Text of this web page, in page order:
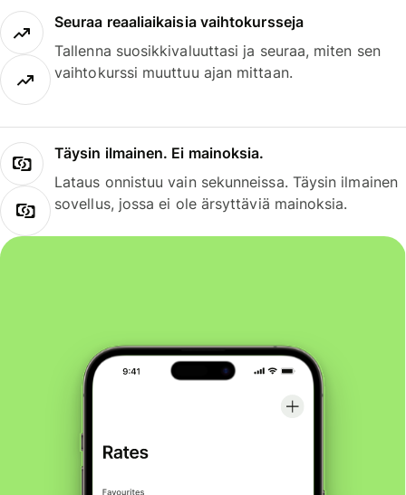
Seuraa reaaliaikaisia vaihtokursseja
Tallenna suosikkivaluuttasi ja seuraa, miten sen
vaihtokurssi muuttuu ajan mittaan.
Täysin ilmainen. Ei mainoksia.
Lataus onnistuu vain sekunneissa. Täysin ilmainen
sovellus, jossa ei ole ärsyttäviä mainoksia.